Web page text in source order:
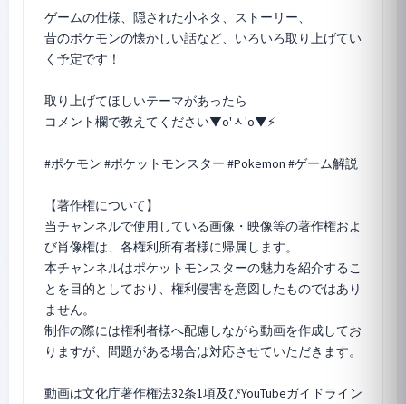
ゲームの仕様、隠された小ネタ、ストーリー、
昔のポケモンの懐かしい話など、いろいろ取り上げてい
く予定です！
取り上げてほしいテーマがあったら
コメント欄で教えてください▼o'ᆺ'o▼⚡
#ポケモン #ポケットモンスター #Pokemon #ゲーム解説
【著作権について】
当チャンネルで使用している画像・映像等の著作権およ
び肖像権は、各権利所有者様に帰属します。
本チャンネルはポケットモンスターの魅力を紹介するこ
とを目的としており、権利侵害を意図したものではあり
ません。
制作の際には権利者様へ配慮しながら動画を作成してお
りますが、問題がある場合は対応させていただきます。
動画は文化庁著作権法32条1項及びYouTubeガイドライン